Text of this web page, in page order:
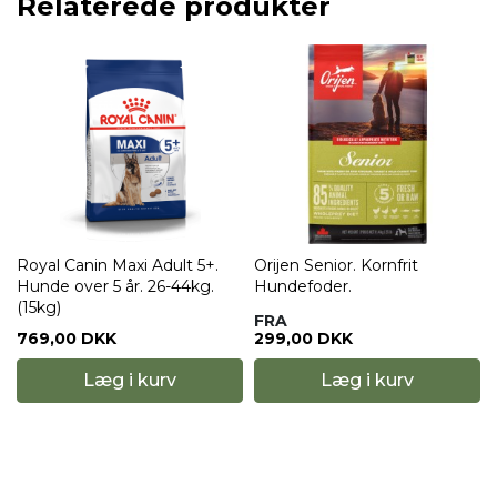
Royal Canin Maxi Adult 5+.
Hunde over 5 år. 26-44kg.
(15kg)
769,00 DKK
Læg i kurv
Orijen Senior. Kornfrit
Hundefoder.
FRA
299,00 DKK
Læg i kurv